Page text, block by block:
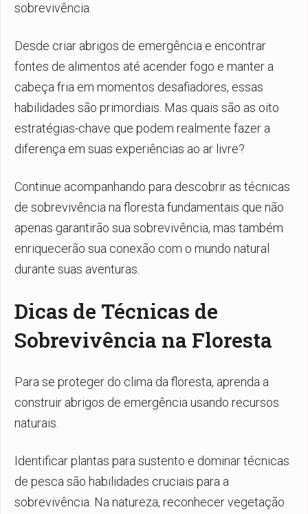
sobrevivência.
Desde criar abrigos de emergência e encontrar
fontes de alimentos até acender fogo e manter a
cabeça fria em momentos desafiadores, essas
habilidades são primordiais. Mas quais são as oito
estratégias-chave que podem realmente fazer a
diferença em suas experiências ao ar livre?
Continue acompanhando para descobrir as técnicas
de sobrevivência na floresta fundamentais que não
apenas garantirão sua sobrevivência, mas também
enriquecerão sua conexão com o mundo natural
durante suas aventuras.
Dicas de Técnicas de
Sobrevivência na Floresta
Para se proteger do clima da floresta, aprenda a
construir abrigos de emergência usando recursos
naturais.
Identificar plantas para sustento e dominar técnicas
de pesca são habilidades cruciais para a
sobrevivência. Na natureza, reconhecer vegetação